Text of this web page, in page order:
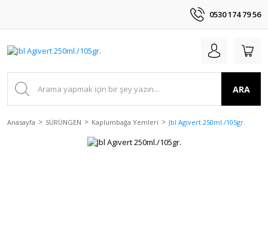
0530 174 79 56
ARA
Anasayfa SÜRÜNGEN Kaplumbağa Yemleri Jbl Agivert 250ml./105gr.